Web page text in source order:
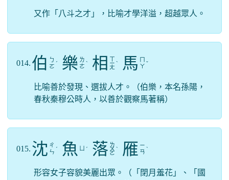
又作「八斗之才」，比喻才學洋溢，超越眾人。
014. 伯 ㄅ
ㄛ ˊ 樂 ㄌ
ㄜ ˋ 相 ㄧ
ㄤ
ˋ 馬 ㄚ ˇ
比喻善於發現、選拔人才。（伯樂，本名孫陽，
春秋秦穆公時人，以善於觀察馬著稱）
015. 沈 ㄔ
ㄣ ˊ 魚 ˊ 落 ㄌ
ㄨ
ㄛ
ˋ 雁 ㄧ
ㄢ ˋ
形容女子容貌美麗出眾。（「閉月羞花」、「國